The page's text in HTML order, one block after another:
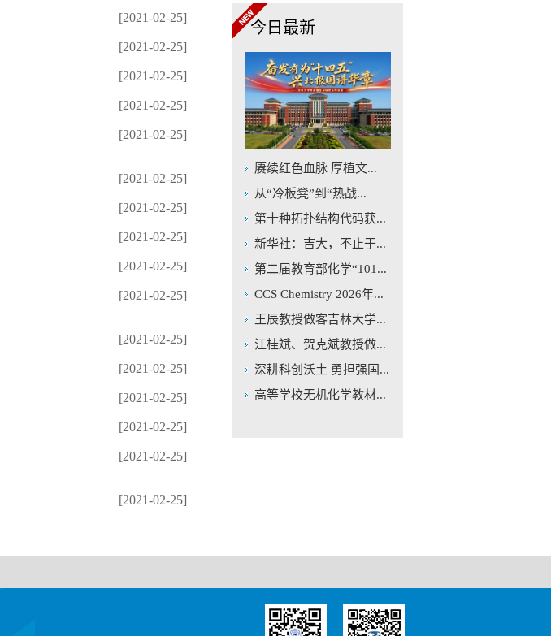
[2021-02-25]
[2021-02-25]
[2021-02-25]
[2021-02-25]
[2021-02-25]
[2021-02-25]
[2021-02-25]
[2021-02-25]
[2021-02-25]
[2021-02-25]
[2021-02-25]
[2021-02-25]
[2021-02-25]
[2021-02-25]
[2021-02-25]
[2021-02-25]
今日最新
赓续红色血脉 厚植文...
从“冷板凳”到“热战...
第十种拓扑结构代码获...
新华社：吉大，不止于...
第二届教育部化学“101...
CCS Chemistry 2026年...
王辰教授做客吉林大学...
江桂斌、贺克斌教授做...
深耕科创沃土 勇担强国...
高等学校无机化学教材...